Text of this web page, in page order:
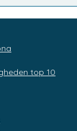
top 10